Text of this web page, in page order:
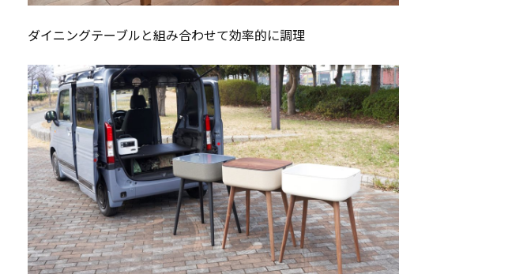
ダイニングテーブルと組み合わせて効率的に調理